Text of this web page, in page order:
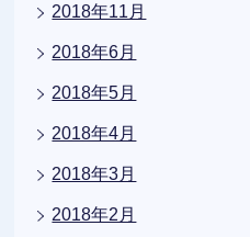
2018年11月
2018年6月
2018年5月
2018年4月
2018年3月
2018年2月